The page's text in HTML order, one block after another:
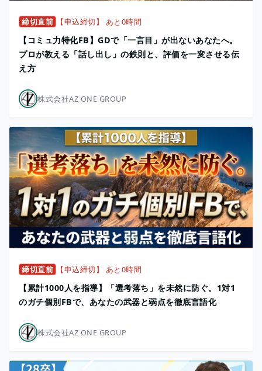
締切直前 【申込締切】 あと0時間
【コミュ力特化FB】GDで「一言目」が出ないあなたへ。
プロが教える「話し出し」の鉄則と、評価を一変させる伝
え方
株式会社AZ ONE GROUP
締切直前 【申込締切】 あと0時間
【累計1000人を指導】「選考落ち」を未然に防ぐ。1対1
のガチ個別FBで、あなたの武器と弱点を徹底言語化
株式会社AZ ONE GROUP